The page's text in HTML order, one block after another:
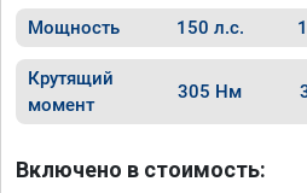
Мощность 150 л.с.
Крутящий
момент
305 Нм
Включено в стоимость: